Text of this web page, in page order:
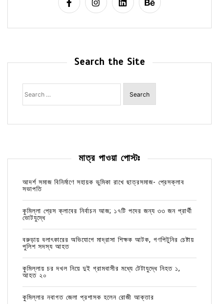
Search the Site
Search
for:
মাত্র পাওয়া পোস্টঃ
আদর্শ সমাজ বিনির্মাণে সহায়ক ভুমিকা রাখে ছাত্রসমাজ- প্রেসক্লাব
সভাপতি
কুমিল্লা প্রেস ক্লাবের নির্বাচন আজ; ১৭টি পদের জন্য ৩৩ জন প্রার্থী
ভোটযুদ্ধে
বরুড়ায় বলাৎকারের অভিযোগে মাদ্রাসা শিক্ষক আটক, গণপিটুনির চেষ্টায়
পুলিশ সদস্য আহত
কুমিল্লায় চর দখল নিয়ে দুই গ্রামবাসীর মধ্যে টেটাযুদ্ধে নিহত ১,
আহত ২০
কুমিল্লার নবাগত জেলা প্রশাসক হলেন রোজী আক্তার